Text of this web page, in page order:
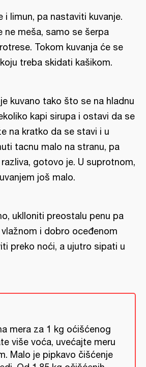
i limun, pa nastaviti kuvanje.
ne meša, samo se šerpa
Tokom kuvanja će se
treba skidati kašikom.
kuvano tako što se na hladnu
kapi sirupa i ostavi da se
na kratko da se stavi i u
tacnu malo na stranu, pa
gotovo je. U suprotnom,
još malo.
uklloniti preostalu penu pa
i dobro oceđenom
preko noći, a ujutro sipati u
mera za 1 kg oćišćenog
više voća, uvećajte meru
Malo je pipkavo čišćenje